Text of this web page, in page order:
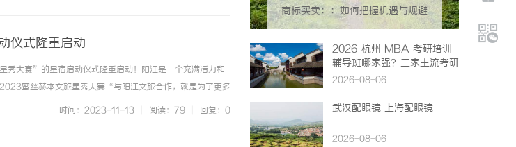
仪式隆重启动
大赛”的星宿启动仪式隆重启动！阳江是一个充满活力和
蜜丝赫本文旅星秀大赛“与阳江文旅合作，就是为了更多
全球共享阳江的美丽。在当晚活动现场，多位领导及合作
时间：2023-11-13 阅读：79 回复：0
商标买卖：：如何把握机遇与规避
风险
2026 杭州 MBA 考研培训
辅导班哪家强？三家主流考研
机构推荐
2026-08-06
武汉配眼镜 上海配眼镜
2026-08-06